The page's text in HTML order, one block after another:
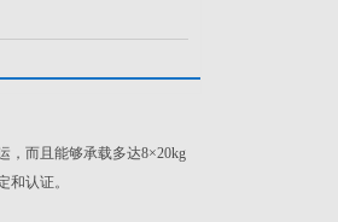
，而且能够承载多达8×20kg
认证。